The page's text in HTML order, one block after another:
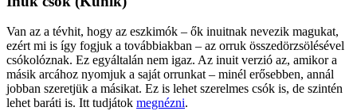
Van az a tévhit, hogy az eszkimók – ők inuitnak nevezik magukat,
ezért mi is így fogjuk a továbbiakban – az orruk összedörzsölésével
csókolóznak. Ez egyáltalán nem igaz. Az inuit verzió az, amikor a
másik arcához nyomjuk a saját orrunkat – minél erősebben, annál
jobban szeretjük a másikat. Ez is lehet szerelmes csók is, de szintén
lehet baráti is. Itt tudjátok megnézni.